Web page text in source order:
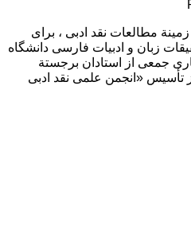
مطالعات نقد ادبی ، برای
زبان و ادبیات فارسی دانشگاه
جمعی از استادان برجستة
تأسیس «انجمن علمی نقد ادبی